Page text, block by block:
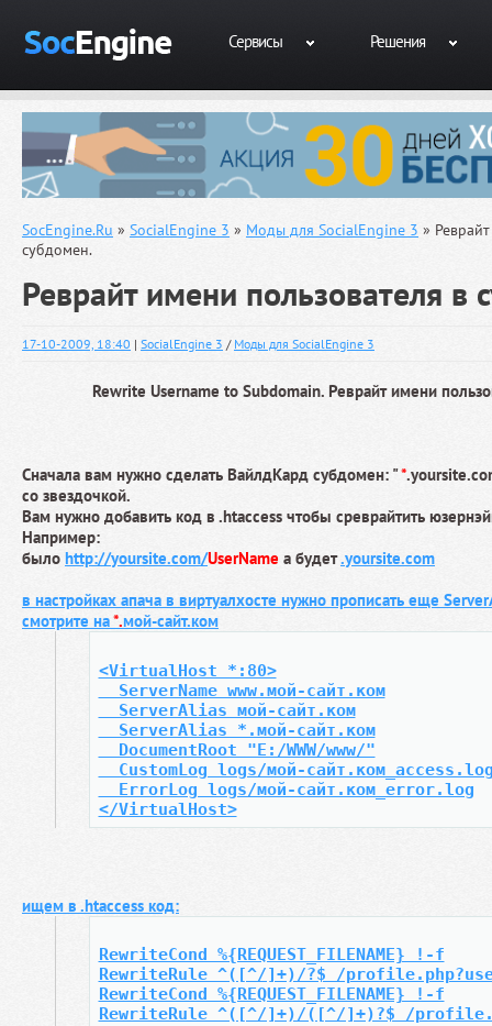
Сервисы Решения
SocEngine.Ru » SocialEngine 3 » Моды для SocialEngine 3 »
субдомен.
Реврайт имени пользователя в
17-10-2009, 18:40 | SocialEngine 3 / Моды для SocialEngine 3
Rewrite Username to Subdomain. Реврайт имени
Сначала вам нужно сделать ВайлдКард субдомен: "*
со звездочкой.
Вам нужно добавить код в .htaccess чтобы среврайтить
Например:
было http://yoursite.com/UserName а будет.yoursite.com
в настройках апача в виртуалхосте нужно прописать еще
смотрите на*.мой-сайт.ком
<VirtualHost *:80>
ServerName www.мой-сайт.ком
ServerAlias мой-сайт.ком
ServerAlias *.мой-сайт.ком
DocumentRoot "E:/WWW/www/"
CustomLog logs/мой-
ErrorLog logs/мой-сайт.ком_error.log
</VirtualHost>
ищем в .htaccess код:
RewriteCond %{REQUEST_FILENAME} !-f
RewriteRule ^([^/]+)/?$ /
RewriteCond %{REQUEST_FILENAME} !-f
RewriteRule ^([^/]+)/([^/]+)?$ /